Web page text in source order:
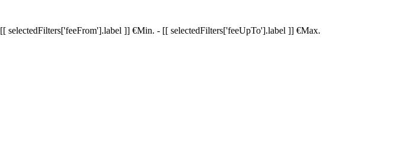
[[ selectedFilters['feeFrom'].label ]] €Min. - [[ selectedFilters['feeUpTo'].label ]] €Max.